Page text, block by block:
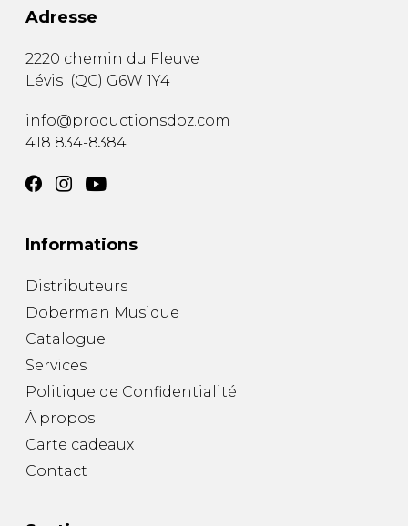
Adresse
2220 chemin du Fleuve
Lévis (QC) G6W 1Y4
info@productionsdoz.com
418 834-8384
Informations
Distributeurs
Doberman Musique
Catalogue
Services
Politique de Confidentialité
À propos
Carte cadeaux
Contact